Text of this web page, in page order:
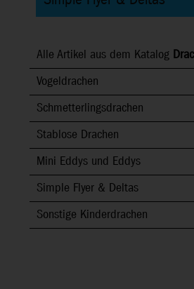
Alle Artikel aus dem Katalog
Vogeldrachen
Schmetterlingsdrachen
Stablose Drachen
Mini Eddys und Eddys
Simple Flyer & Deltas
Sonstige Kinderdrachen